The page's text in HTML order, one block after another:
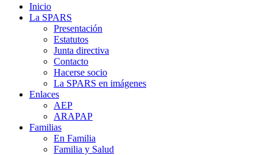
Inicio
La SPARS
Presentación
Estatutos
Junta directiva
Contacto
Hacerse socio
La SPARS en imágenes
Enlaces
AEP
ARAPAP
Familias
En Familia
Familia y Salud